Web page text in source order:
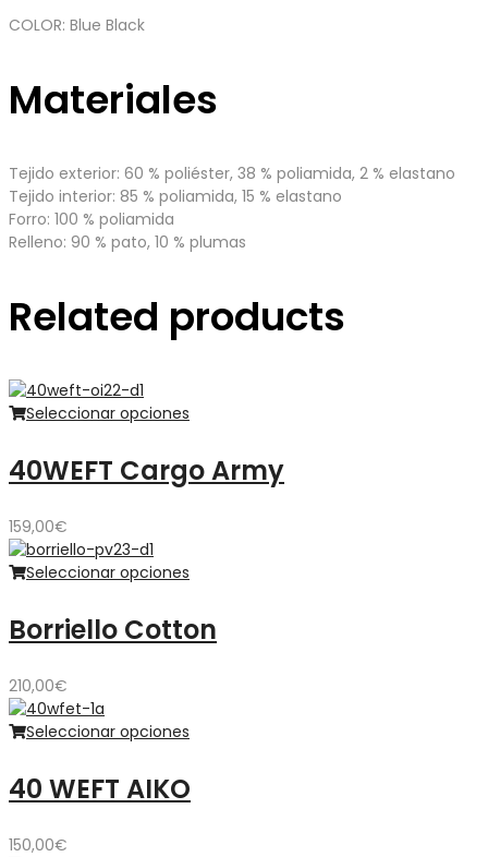
COLOR: Blue Black
Materiales
Tejido exterior: 60 % poliéster, 38 % poliamida, 2 % elastano
Tejido interior: 85 % poliamida, 15 % elastano
Forro: 100 % poliamida
Relleno: 90 % pato, 10 % plumas
Related products
Seleccionar opciones
40WEFT Cargo Army
159,00€
Seleccionar opciones
Borriello Cotton
210,00€
Seleccionar opciones
40 WEFT AIKO
150,00€